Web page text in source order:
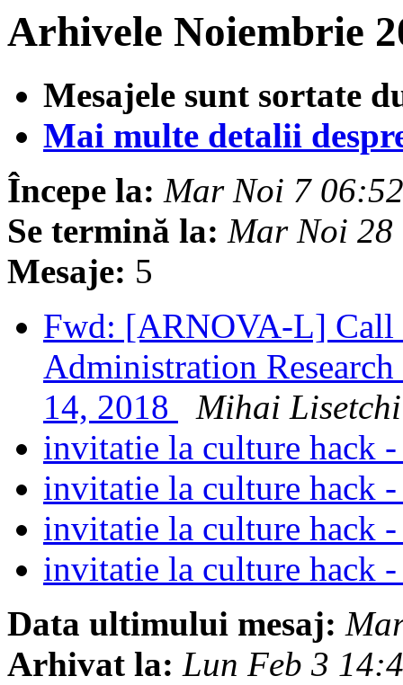
Arhivele Noiembrie
Mesajele sunt sortate
Mai multe detalii
Începe la: Mar Noi 7
Se termină la: Mar Noi 28
Mesaje: 5
Fwd: [ARNOVA-L] Call
Administration
14, 2018
Mihai Lisetchi
invitatie la culture hack
invitatie la culture hack
invitatie la culture hack
invitatie la culture hack
Data ultimului mesaj:
Arhivat la: Lun Feb 3